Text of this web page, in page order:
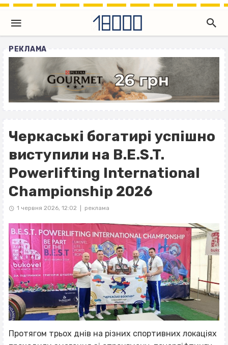
РЕКЛАМА
Черкаські богатирі успішно
виступили на B.E.S.T.
Powerlifting International
Championship 2026
1 червня 2026, 12:02 реклама
Протягом трьох днів на різних спортивних локаціях